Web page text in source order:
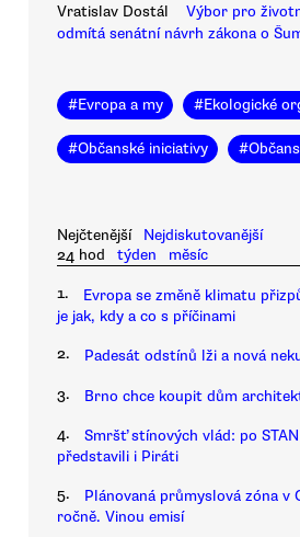
Vratislav Dostál
Výbor pro
odmítá senátní návrh zákona o
#Evropa a my #Ekologické
#Občanské iniciativy #
Nejčtenější
Nejdiskutovanější
24 hod
týden měsíc
1.
Evropa se změně klimatu
je jak, kdy a co s příčinami
2. Padesát odstínů lži a nová
3. Brno chce koupit dům
4.
Smršť stínových vlád: po
představili i Piráti
5.
Plánovaná průmyslová zóna v
ročně. Vinou emisí